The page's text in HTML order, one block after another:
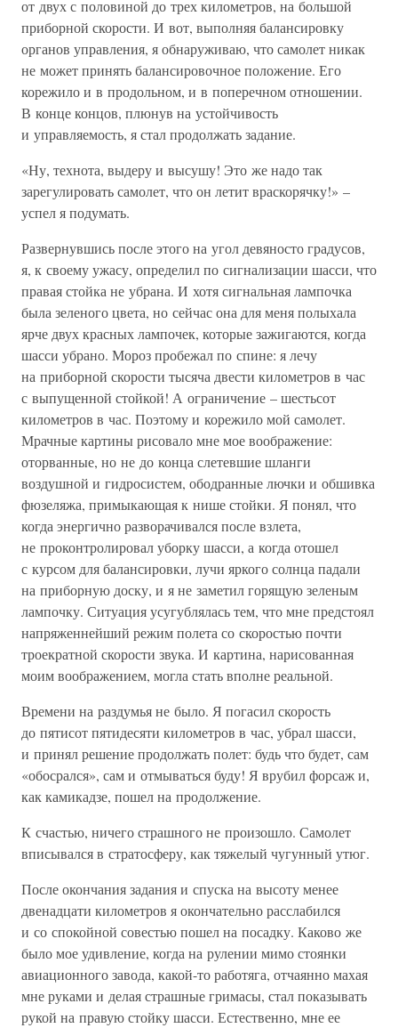
от двух с половиной до трех километров, на большой
приборной скорости. И вот, выполняя балансировку
органов управления, я обнаруживаю, что самолет никак
не может принять балансировочное положение. Его
корежило и в продольном, и в поперечном отношении.
В конце концов, плюнув на устойчивость
и управляемость, я стал продолжать задание.
«Ну, технота, выдеру и высушу! Это же надо так
зарегулировать самолет, что он летит враскорячку!» –
успел я подумать.
Развернувшись после этого на угол девяносто градусов,
я, к своему ужасу, определил по сигнализации шасси, что
правая стойка не убрана. И хотя сигнальная лампочка
была зеленого цвета, но сейчас она для меня полыхала
ярче двух красных лампочек, которые зажигаются, когда
шасси убрано. Мороз пробежал по спине: я лечу
на приборной скорости тысяча двести километров в час
с выпущенной стойкой! А ограничение – шестьсот
километров в час. Поэтому и корежило мой самолет.
Мрачные картины рисовало мне мое воображение:
оторванные, но не до конца слетевшие шланги
воздушной и гидросистем, ободранные лючки и обшивка
фюзеляжа, примыкающая к нише стойки. Я понял, что
когда энергично разворачивался после взлета,
не проконтролировал уборку шасси, а когда отошел
с курсом для балансировки, лучи яркого солнца падали
на приборную доску, и я не заметил горящую зеленым
лампочку. Ситуация усугублялась тем, что мне предстоял
напряженнейший режим полета со скоростью почти
троекратной скорости звука. И картина, нарисованная
моим воображением, могла стать вполне реальной.
Времени на раздумья не было. Я погасил скорость
до пятисот пятидесяти километров в час, убрал шасси,
и принял решение продолжать полет: будь что будет, сам
«обосрался», сам и отмываться буду! Я врубил форсаж и,
как камикадзе, пошел на продолжение.
К счастью, ничего страшного не произошло. Самолет
вписывался в стратосферу, как тяжелый чугунный утюг.
После окончания задания и спуска на высоту менее
двенадцати километров я окончательно расслабился
и со спокойной совестью пошел на посадку. Каково же
было мое удивление, когда на рулении мимо стоянки
авиационного завода, какой-то работяга, отчаянно махая
мне руками и делая страшные гримасы, стал показывать
рукой на правую стойку шасси. Естественно, мне ее